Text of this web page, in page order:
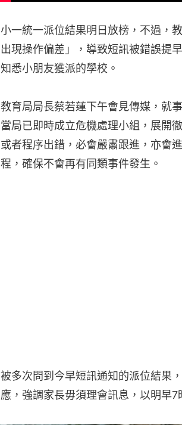
小一統一派位結果明日放榜，不過，
出現操作偏差」，導致短訊被錯誤提
知悉小朋友獲派的學校。
教育局局長蔡若蓮下午會見傳媒，就
當局已即時成立危機處理小組，展開
或者程序出錯，必會嚴肅跟進，亦會
程，確保不會再有同類事件發生。
被多次問到今早短訊通知的派位結果
應，強調家長毋須理會訊息，以明早7